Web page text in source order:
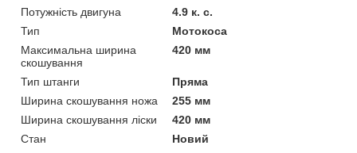
Потужність двигуна
4.9 к. с.
Тип
Мотокоса
Максимальна ширина
скошування
420 мм
Тип штанги
Пряма
Ширина скошування ножа
255 мм
Ширина скошування ліски
420 мм
Стан
Новий